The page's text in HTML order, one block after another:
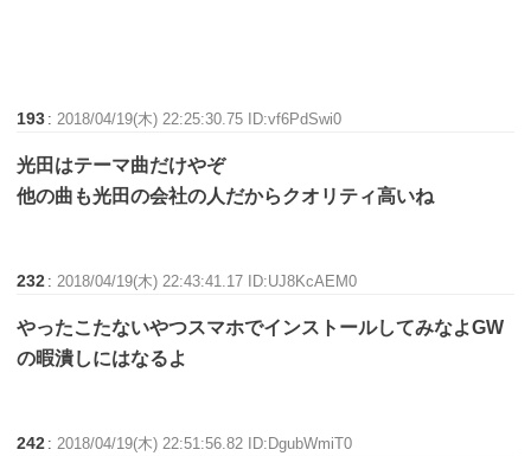
193 :2018/04/19(木) 22:25:30.75 ID:vf6PdSwi0
光田はテーマ曲だけやぞ
他の曲も光田の会社の人だからクオリティ高いね
232 :2018/04/19(木) 22:43:41.17 ID:UJ8KcAEM0
やったこたないやつスマホでインストールしてみなよGW
の暇潰しにはなるよ
242 :2018/04/19(木) 22:51:56.82 ID:DgubWmiT0